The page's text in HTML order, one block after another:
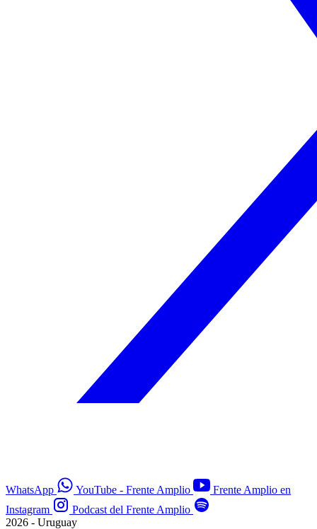
WhatsApp YouTube - Frente Amplio
Frente Amplio en
Instagram
Podcast del Frente Amplio
2026 - Uruguay